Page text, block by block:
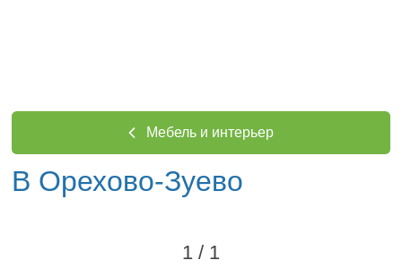
Мебель и интерьер
В Орехово-Зуево
1 / 1